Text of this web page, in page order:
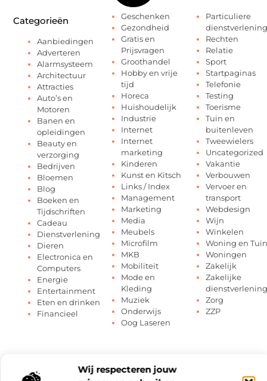
Wij respecteren jouw
Categorieën
Aanbiedingen
Adverteren
Alarmsysteem
Architectuur
Attracties
Auto’s en
Motoren
Banen en
opleidingen
Beauty en
verzorging
Bedrijven
Bloemen
Blog
Boeken en
Tijdschriften
Cadeau
Dienstverlening
Dieren
Electronica en
Computers
Energie
Entertainment
Eten en drinken
Financieel
Geschenken
Gezondheid
Gratis en
Prijsvragen
Groothandel
Hobby en vrije
tijd
Horeca
Huishoudelijk
Industrie
Internet
Internet
marketing
Kinderen
Kunst en Kitsch
Links / Index
Management
Marketing
Media
Meubels
Microfilm
MKB
Mobiliteit
Mode en
Kleding
Muziek
Onderwijs
Oog Laseren
Particuliere
dienstverlening
Rechten
Relatie
Sport
Startpaginas
Telefonie
Testing
Toerisme
Tuin en
buitenleven
Tweewielers
Uncategorized
Vakantie
Verbouwen
Vervoer en
transport
Webdesign
Wijn
Winkelen
Woning en Tuin
Woningen
Zakelijk
Zakelijke
dienstverlening
Zorg
ZZP